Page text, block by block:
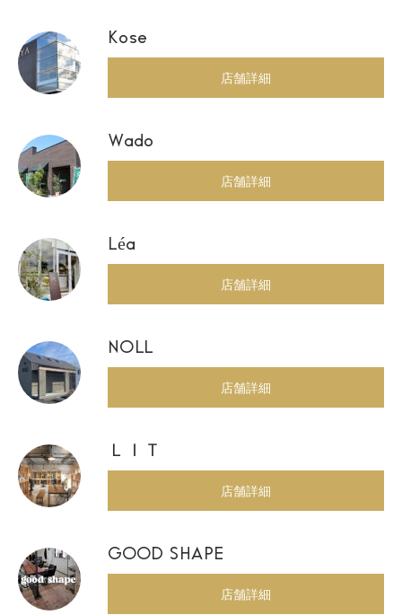
Kose
店舗詳細
Wado
店舗詳細
Léa
店舗詳細
NOLL
店舗詳細
ＬＩＴ
店舗詳細
GOOD SHAPE
店舗詳細